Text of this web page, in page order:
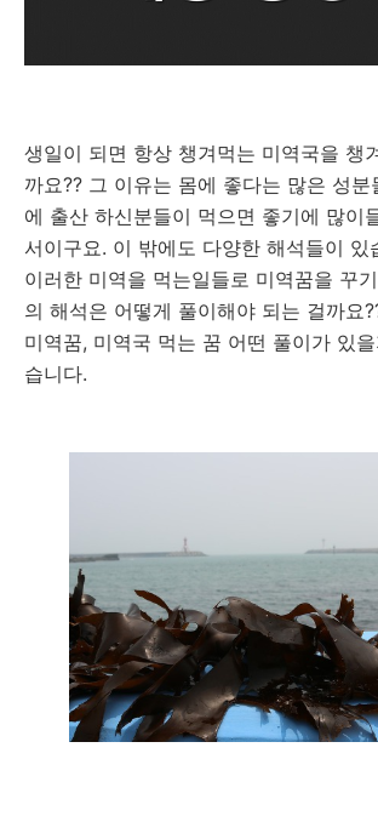
생일이 되면 항상 챙겨먹는 미역국을 챙
까요?? 그 이유는 몸에 좋다는 많은 성분
에 출산 하신분들이 먹으면 좋기에 많이
서이구요. 이 밖에도 다양한 해석들이 있
이러한 미역을 먹는일들로 미역꿈을 꾸
의 해석은 어떻게 풀이해야 되는 걸까요
미역꿈, 미역국 먹는 꿈 어떤 풀이가 있
습니다.